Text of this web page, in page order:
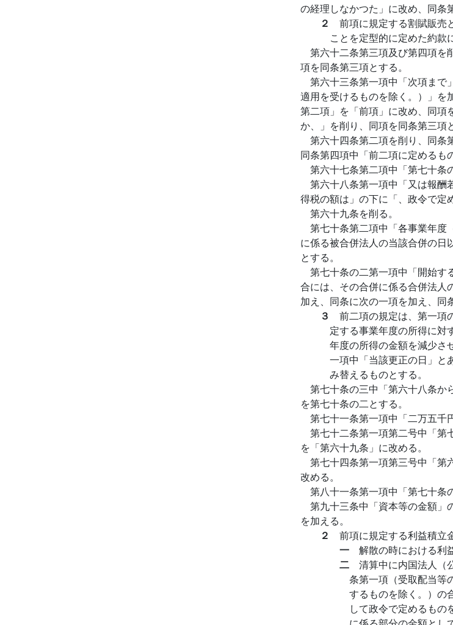
の経理しなかつた」に改め、同条
２ 前項に規定する割賦販売
ことを定型的に定めた約款
第六十二条第三項及び第四項を
項を同条第三項とする。
第六十三条第一項中「次項まで
適用を受けるものを除く。）」を
第二項」を「前項」に改め、同項
か、」を削り、同項を同条第三項
第六十四条第二項を削り、同条
同条第四項中「前二項に定めるも
第六十七条第二項中「第七十条
第六十八条第一項中「又は報酬
得税の額は」の下に「、政令で定
第六十九条を削る。
第七十条第二項中「各事業年度
に係る被合併法人の当該合併の日
とする。
第七十条の二第一項中「開始す
合には、その合併に係る合併法人
加え、同条に次の一項を加え、同
３ 前二項の規定は、第一項
定する事業年度の所得に対
年度の所得の金額を減少さ
一項中「当該更正の日」と
み替えるものとする。
第七十条の三中「第六十八条か
を第七十条の二とする。
第七十一条第一項中「二万五千
第七十二条第一項第二号中「第
を「第六十九条」に改める。
第七十四条第一項第三号中「第
改める。
第八十一条第一項中「第七十条
第九十三条中「資本等の金額」
を加える。
２ 前項に規定する利益積立
一 解散の時における利
二 清算中に内国法人（
条第一項（受取配当等
するものを除く。）の
して政令で定めるもの